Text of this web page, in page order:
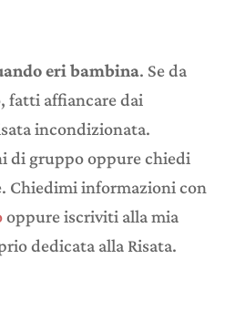
eri bambina. Se da
fatti affiancare dai
incondizionata.
di gruppo oppure chiedi
Chiedimi informazioni con
oppure iscriviti alla mia
dedicata alla Risata.